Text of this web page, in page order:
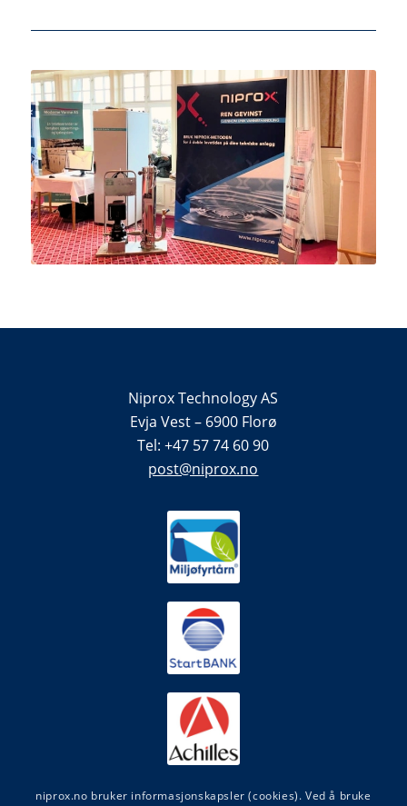
Niprox Technology AS
Evja Vest – 6900 Florø
Tel: +47 57 74 60 90
post@niprox.no
niprox.no bruker informasjonskapsler (cookies). Ved å bruke